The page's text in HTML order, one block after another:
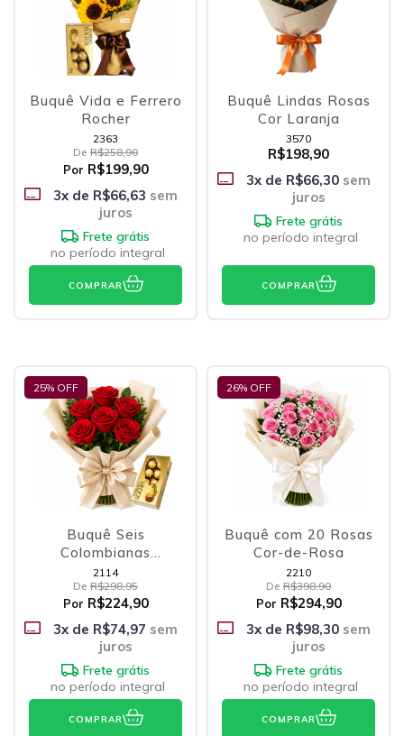
Buquê Vida e Ferrero
Rocher
2363
De R$258,90
Por R$199,90
3x de R$66,63 sem
juros
Frete grátis
no período integral
COMPRAR
Buquê Lindas Rosas
Cor Laranja
3570
R$198,90
3x de R$66,30 sem
juros
Frete grátis
no período integral
COMPRAR
25% OFF
Buquê Seis
Colombianas
Vermelhas e Ferrero
2114
De R$298,95
Por R$224,90
3x de R$74,97 sem
juros
Frete grátis
no período integral
COMPRAR
26% OFF
Buquê com 20 Rosas
Cor-de-Rosa
2210
De R$398,90
Por R$294,90
3x de R$98,30 sem
juros
Frete grátis
no período integral
COMPRAR